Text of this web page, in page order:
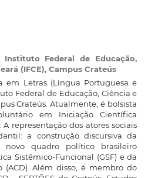
Instituto Federal de Educação,
(IFCE), Campus Crateús
em Letras (Língua Portuguesa e
Federal de Educação, Ciência e
Crateús. Atualmente, é bolsista
em Iniciação Científica
representação dos atores sociais
a construção discursiva da
novo quadro político brasileiro
Sistêmico-Funcional (GSF) e da
(ACD). Além disso, é membro do